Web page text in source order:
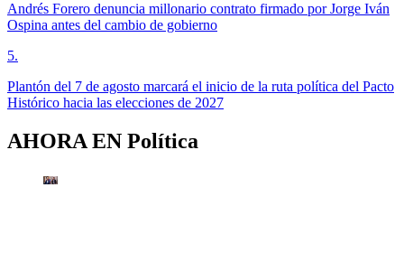
Andrés Forero denuncia millonario contrato firmado por Jorge Iván
Ospina antes del cambio de gobierno
5.
Plantón del 7 de agosto marcará el inicio de la ruta política del Pacto
Histórico hacia las elecciones de 2027
AHORA EN Política